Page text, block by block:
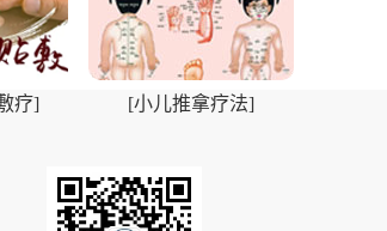
疗] [小儿推拿疗法]